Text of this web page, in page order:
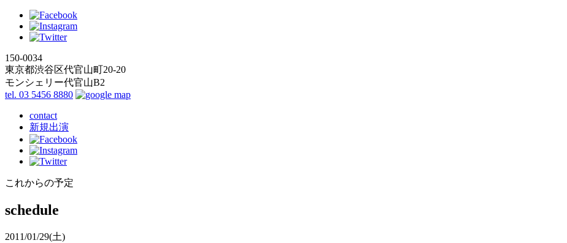
150-0034
東京都渋谷区代官山町20-20
モンシェリー代官山B2
tel. 03 5456 8880
contact
新規出演
これからの予定
schedule
2011/01/29(土)